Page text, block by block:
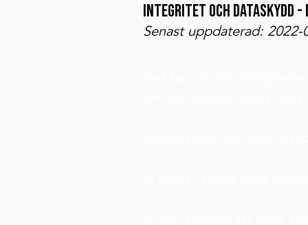
Integritet och dataskydd -
Senast uppdaterad: 2022-